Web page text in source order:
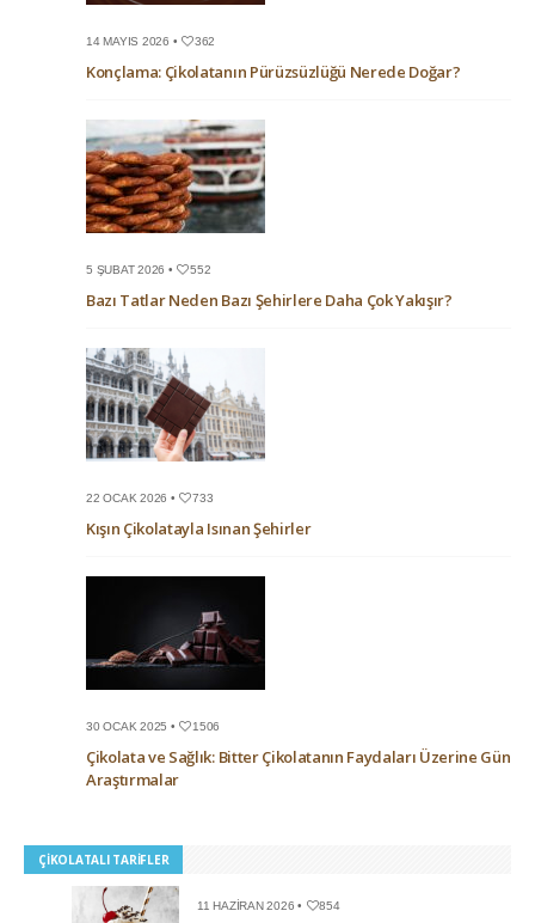
14 MAYIS 2026 • 362
Konçlama: Çikolatanın Pürüzsüzlüğü Nerede Doğar?
5 ŞUBAT 2026 • 552
Bazı Tatlar Neden Bazı Şehirlere Daha Çok Yakışır?
22 OCAK 2026 • 733
Kışın Çikolatayla Isınan Şehirler
30 OCAK 2025 • 1506
Çikolata ve Sağlık: Bitter Çikolatanın Faydaları Üzerine Güncel
Araştırmalar
ÇIKOLATALI TARIFLER
11 HAZIRAN 2026 • 854